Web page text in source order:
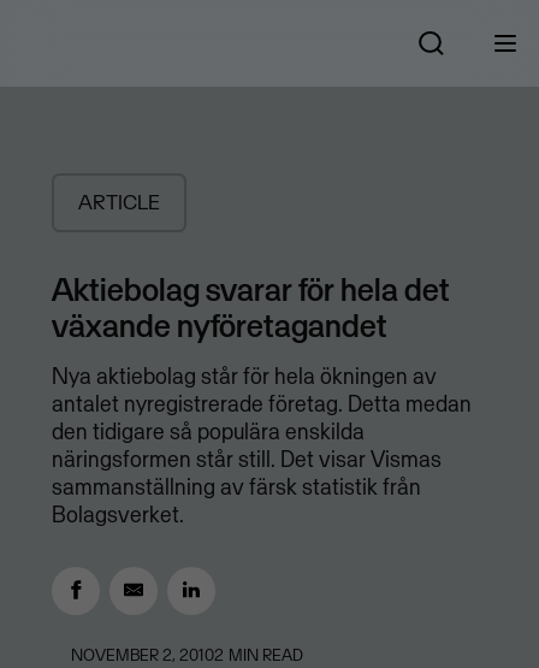
ARTICLE
Aktiebolag svarar för hela det
växande nyföretagandet
Nya aktiebolag står för hela ökningen av
antalet nyregistrerade företag. Detta medan
den tidigare så populära enskilda
näringsformen står still. Det visar Vismas
sammanställning av färsk statistik från
Bolagsverket.
NOVEMBER 2, 20102 MIN READ